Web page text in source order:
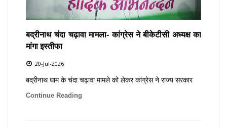
बद्रीनाथ चंदा चढ़ावा मामला- कांग्रेस ने बीकेटीसी अध्यक्ष का
मांगा इस्तीफा
20-Jul-2026
बद्रीनाथ धाम के चंदा चढ़ावा मामले को लेकर कांग्रेस ने राज्य सरकार
Continue Reading